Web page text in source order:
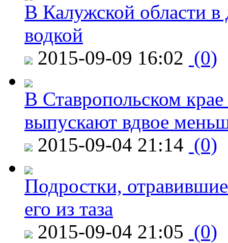
В Калужской области в
водкой
2015-09-09 16:02 (0)
В Ставропольском
выпускают вдвое
2015-09-04 21:14 (0)
Подростки,
его из таза
2015-09-04 21:05 (0)